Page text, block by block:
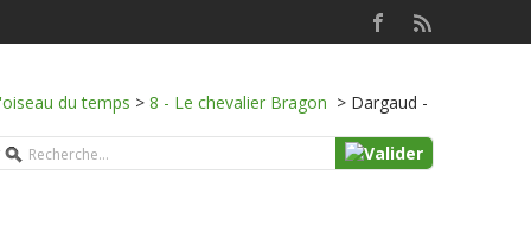
du temps > 8 - Le chevalier Bragon > Dargaud -